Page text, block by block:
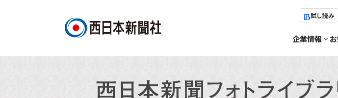
試し読み
企業情報